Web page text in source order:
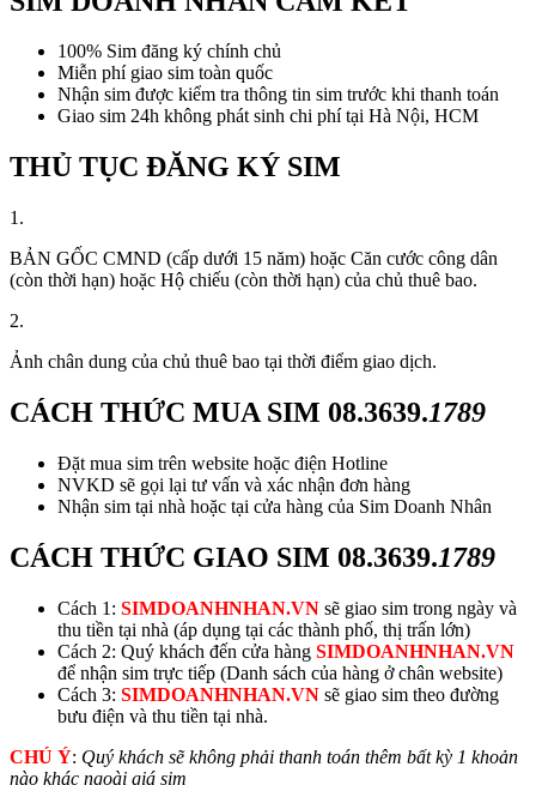
100% Sim đăng ký chính chủ
Miễn phí giao sim toàn quốc
Nhận sim được kiểm tra thông tin sim trước khi thanh toán
Giao sim 24h không phát sinh chi phí tại Hà Nội, HCM
THỦ TỤC ĐĂNG KÝ SIM
1.
BẢN GỐC CMND (cấp dưới 15 năm) hoặc Căn cước công dân
(còn thời hạn) hoặc Hộ chiếu (còn thời hạn) của chủ thuê bao.
2.
Ảnh chân dung của chủ thuê bao tại thời điểm giao dịch.
CÁCH THỨC MUA SIM 08.3639.1789
Đặt mua sim trên website hoặc điện Hotline
NVKD sẽ gọi lại tư vấn và xác nhận đơn hàng
Nhận sim tại nhà hoặc tại cửa hàng của Sim Doanh Nhân
CÁCH THỨC GIAO SIM 08.3639.1789
Cách 1: SIMDOANHNHAN.VN sẽ giao sim trong ngày và
thu tiền tại nhà (áp dụng tại các thành phố, thị trấn lớn)
Cách 2: Quý khách đến cửa hàng SIMDOANHNHAN.VN
để nhận sim trực tiếp (Danh sách của hàng ở chân website)
Cách 3: SIMDOANHNHAN.VN sẽ giao sim theo đường
bưu điện và thu tiền tại nhà.
CHÚ Ý: Quý khách sẽ không phải thanh toán thêm bất kỳ 1 khoản
nào khác ngoài giá sim